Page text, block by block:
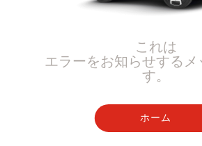
これは
エラーをお知らせする
す。
ホーム